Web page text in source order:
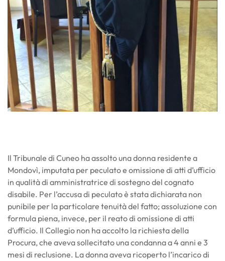
Il Tribunale di Cuneo ha assolto una donna residente a
Mondovì, imputata per peculato e omissione di atti d’ufficio
in qualità di amministratrice di sostegno del cognato
disabile. Per l’accusa di peculato è stata dichiarata non
punibile per la particolare tenuità del fatto; assoluzione con
formula piena, invece, per il reato di omissione di atti
d’ufficio. Il Collegio non ha accolto la richiesta della
Procura, che aveva sollecitato una condanna a 4 anni e 3
mesi di reclusione. La donna aveva ricoperto l’incarico di